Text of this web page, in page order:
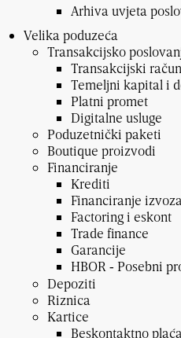
Arhiva uvjeta
Velika poduzeća
Transakcijsko
Transakcijski račun
Temeljni kapital i
Platni promet
Digitalne usluge
Poduzetnički paketi
Boutique proizvodi
Financiranje
Krediti
Financiranje
Factoring i eskont
Trade finance
Garancije
HBOR ‑ Posebni
Depoziti
Riznica
Kartice
Beskontaktno